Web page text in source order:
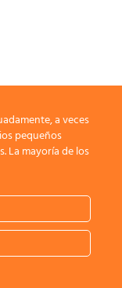
a veces
pequeños
La mayoría de los